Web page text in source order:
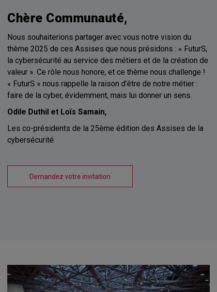
Chère Communauté,
Nous souhaiterions partager avec vous notre vision du
thème 2025 de ces Assises que nous présidons : « FuturS,
la cybersécurité au service des métiers et de la création de
valeur ». Ce rôle nous honore, et ce thème nous challenge !
« FuturS » nous rappelle la raison d’être de notre métier :
faire de la cyber, évidemment, mais lui donner un sens.
Odile Duthil et Loïs Samain,
Les co-présidents de la 25ème édition des Assises de la
cybersécurité
Demandez votre invitation